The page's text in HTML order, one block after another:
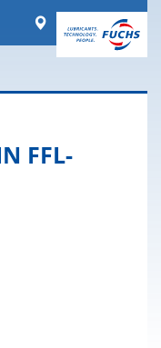
PobieraniaWorldwide
FFL-